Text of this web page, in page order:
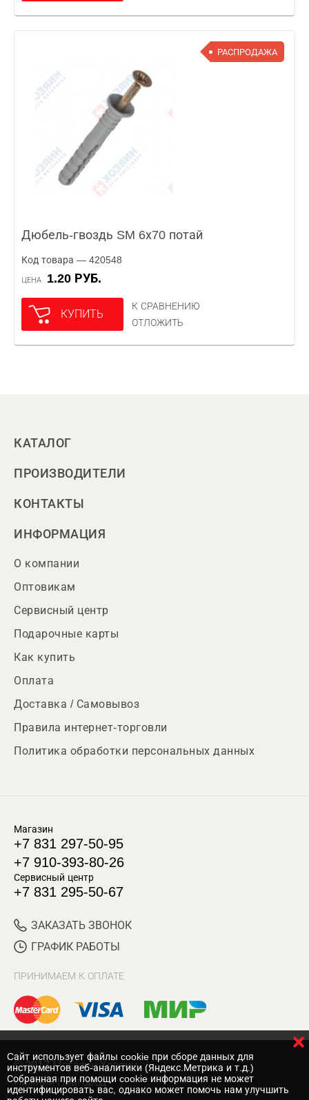
РАСПРОДАЖА
Дюбель-гвоздь SM 6х70 потай
Код товара — 420548
ЦЕНА 1.20 РУБ.
КУПИТЬ
К СРАВНЕНИЮ
ОТЛОЖИТЬ
КАТАЛОГ
ПРОИЗВОДИТЕЛИ
КОНТАКТЫ
ИНФОРМАЦИЯ
О компании
Оптовикам
Сервисный центр
Подарочные карты
Как купить
Оплата
Доставка / Самовывоз
Правила интернет-торговли
Политика обработки персональных данных
Магазин
+7 831 297-50-95
+7 910-393-80-26
Сервисный центр
+7 831 295-50-67
ЗАКАЗАТЬ ЗВОНОК
ГРАФИК РАБОТЫ
ПРИНИМАЕМ К ОПЛАТЕ
© 2017 Магазин Хозяин
Нижний Новгород
Cайт использует файлы cookie при сборе данных для
инструментов веб-аналитики (Яндекс.Метрика и т.д.)
Собранная при помощи cookie информация не может
идентифицировать вас, однако может помочь нам улучшить